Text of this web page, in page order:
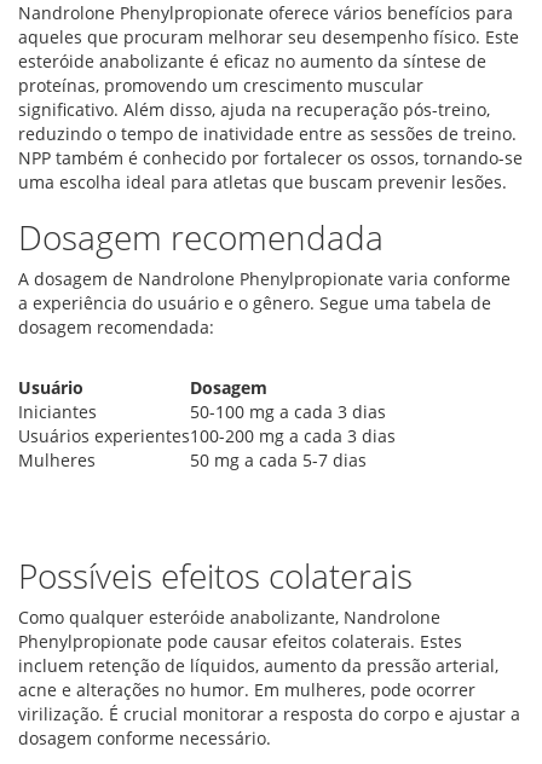
Nandrolone Phenylpropionate oferece vários benefícios para
aqueles que procuram melhorar seu desempenho físico. Este
esteróide anabolizante é eficaz no aumento da síntese de
proteínas, promovendo um crescimento muscular
significativo. Além disso, ajuda na recuperação pós-treino,
reduzindo o tempo de inatividade entre as sessões de treino.
NPP também é conhecido por fortalecer os ossos, tornando-se
uma escolha ideal para atletas que buscam prevenir lesões.
Dosagem recomendada
A dosagem de Nandrolone Phenylpropionate varia conforme
a experiência do usuário e o gênero. Segue uma tabela de
dosagem recomendada:
Usuário
Dosagem
Iniciantes
50-100 mg a cada 3 dias
Usuários experientes100-200 mg a cada 3 dias
Mulheres
50 mg a cada 5-7 dias
Possíveis efeitos colaterais
Como qualquer esteróide anabolizante, Nandrolone
Phenylpropionate pode causar efeitos colaterais. Estes
incluem retenção de líquidos, aumento da pressão arterial,
acne e alterações no humor. Em mulheres, pode ocorrer
virilização. É crucial monitorar a resposta do corpo e ajustar a
dosagem conforme necessário.